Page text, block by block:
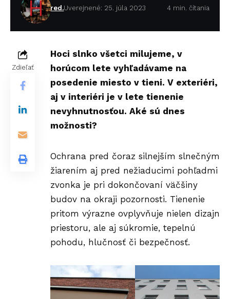
red.Uverejnené: 25. júla 2023 4 min. čítania
Zdieľať
Hoci slnko všetci milujeme, v
horúcom lete vyhľadávame na
posedenie miesto v tieni. V exteriéri,
aj v interiéri je v lete tienenie
nevyhnutnosťou. Aké sú dnes
možnosti?
Ochrana pred čoraz silnejším slnečným
žiarením aj pred nežiaducimi pohľadmi
zvonka je pri dokončovaní väčšiny
budov na okraji pozornosti. Tienenie
pritom výrazne ovplyvňuje nielen dizajn
priestoru, ale aj súkromie, tepelnú
pohodu, hlučnosť či bezpečnosť.